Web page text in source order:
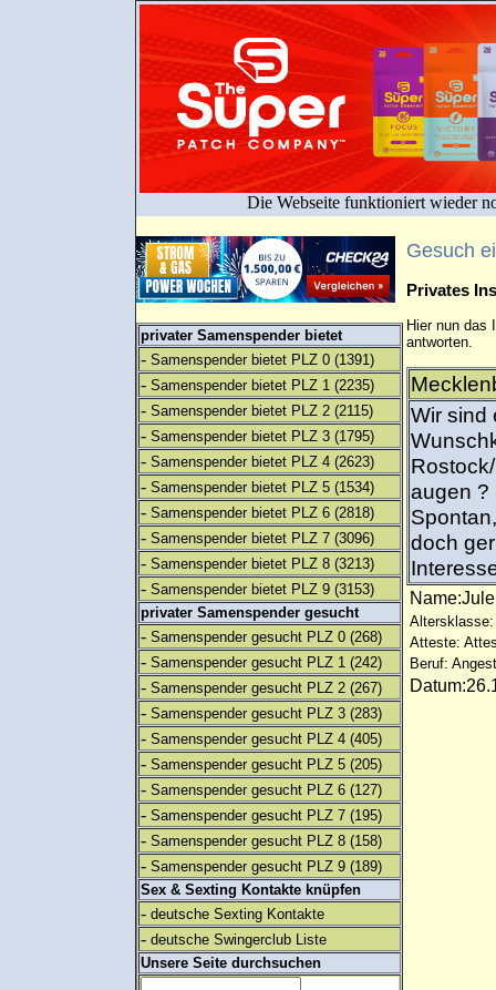
Die Webseite funktioniert wieder
privater Samenspender bietet
- Samenspender bietet PLZ 0 (1391)
- Samenspender bietet PLZ 1 (2235)
- Samenspender bietet PLZ 2 (2115)
- Samenspender bietet PLZ 3 (1795)
- Samenspender bietet PLZ 4 (2623)
- Samenspender bietet PLZ 5 (1534)
- Samenspender bietet PLZ 6 (2818)
- Samenspender bietet PLZ 7 (3096)
- Samenspender bietet PLZ 8 (3213)
- Samenspender bietet PLZ 9 (3153)
privater Samenspender gesucht
- Samenspender gesucht PLZ 0 (268)
- Samenspender gesucht PLZ 1 (242)
- Samenspender gesucht PLZ 2 (267)
- Samenspender gesucht PLZ 3 (283)
- Samenspender gesucht PLZ 4 (405)
- Samenspender gesucht PLZ 5 (205)
- Samenspender gesucht PLZ 6 (127)
- Samenspender gesucht PLZ 7 (195)
- Samenspender gesucht PLZ 8 (158)
- Samenspender gesucht PLZ 9 (189)
Sex & Sexting Kontakte knüpfen
- deutsche Sexting Kontakte
- deutsche Swingerclub Liste
Unsere Seite durchsuchen
Gesuch
Privates
Hier nun das
antworten.
Wir sind
augen ?
doch
Altersklasse:
Atteste:
Beruf: